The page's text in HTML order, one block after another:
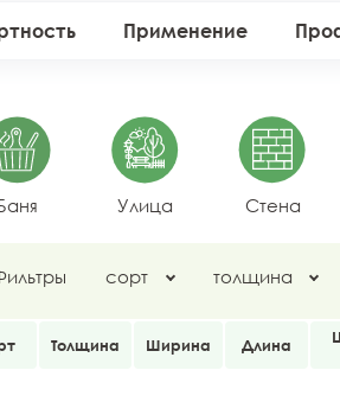
Применение
Улица Стена
сорт толщина
Толщина Ширина Длина